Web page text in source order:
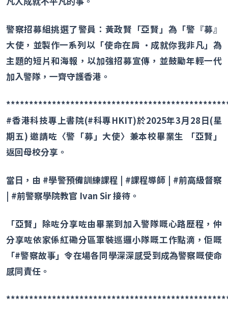
警察招募組挑選了警員：黃政賢「亞賢」為「警『募』
大使，並製作一系列以「使命在肩 • 成就你我非凡」為
主題的短片和海報，以加強招募宣傳，並鼓勵年輕一代
加入警隊，一齊守護香港。
#香港科技專上書院(#科專HKIT)於2025年3月28日(星
期五)邀請咗〈警「募」大使〉兼本校畢業生 「亞賢」
返回母校分享。
當日，由 #學警預備訓練課程 | #課程導師 | #前高級督察
| #前警察學院教官 Ivan Sir接待。
「亞賢」除咗分享咗由畢業到加入警隊嘅心路歷程，仲
分享咗依家係紅磡分區軍裝巡邏小隊嘅工作點滴，佢嘅
「#警察故事」令在場各同學深深感受到成為警察嘅使命
感同責任。